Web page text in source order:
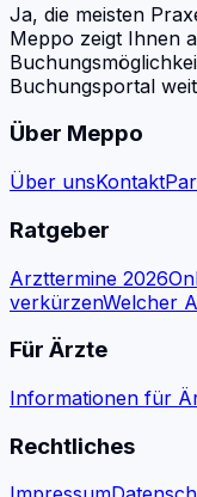
Ja, die meisten
Meppo zeigt Ihnen
Buchungsportal
Über Meppo
Über unsKontakt
Ratgeber
Arzttermine 2026
verkürzenWelcher
Für Ärzte
Informationen für
Rechtliches